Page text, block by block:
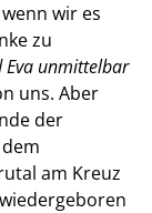
wir es
zu
Eva unmittelbar
uns. Aber
der
am Kreuz